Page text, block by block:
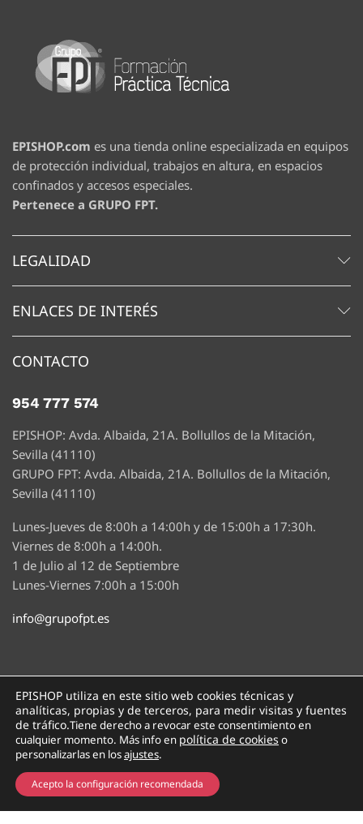
EPISHOP.com es una tienda online especializada en equipos
de protección individual, trabajos en altura, en espacios
confinados y accesos especiales.
Pertenece a GRUPO FPT.
LEGALIDAD
ENLACES DE INTERÉS
CONTACTO
954 777 574
EPISHOP: Avda. Albaida, 21A. Bollullos de la Mitación,
Sevilla (41110)
GRUPO FPT: Avda. Albaida, 21A. Bollullos de la Mitación,
Sevilla (41110)
Lunes-Jueves de 8:00h a 14:00h y de 15:00h a 17:30h.
Viernes de 8:00h a 14:00h.
1 de Julio al 12 de Septiembre
Lunes-Viernes 7:00h a 15:00h
info@grupofpt.es
Copyright © 2024 EPISHOP. Página creada porMedios en Red
EPISHOP utiliza en este sitio web cookies técnicas y
analíticas, propias y de terceros, para medir visitas y fuentes
de tráfico.Tiene derecho a revocar este consentimiento en
cualquier momento. Más info en política de cookies o
personalizarlas en losajustes.
Acepto la configuración recomendada
Inicio Buscador Departamentos